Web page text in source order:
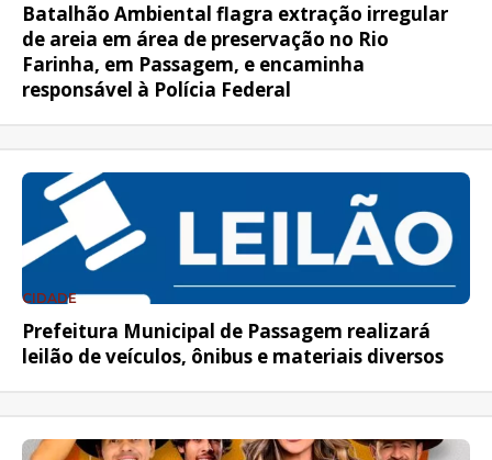
Batalhão Ambiental flagra extração irregular
de areia em área de preservação no Rio
Farinha, em Passagem, e encaminha
responsável à Polícia Federal
CIDADE
Prefeitura Municipal de Passagem realizará
leilão de veículos, ônibus e materiais diversos